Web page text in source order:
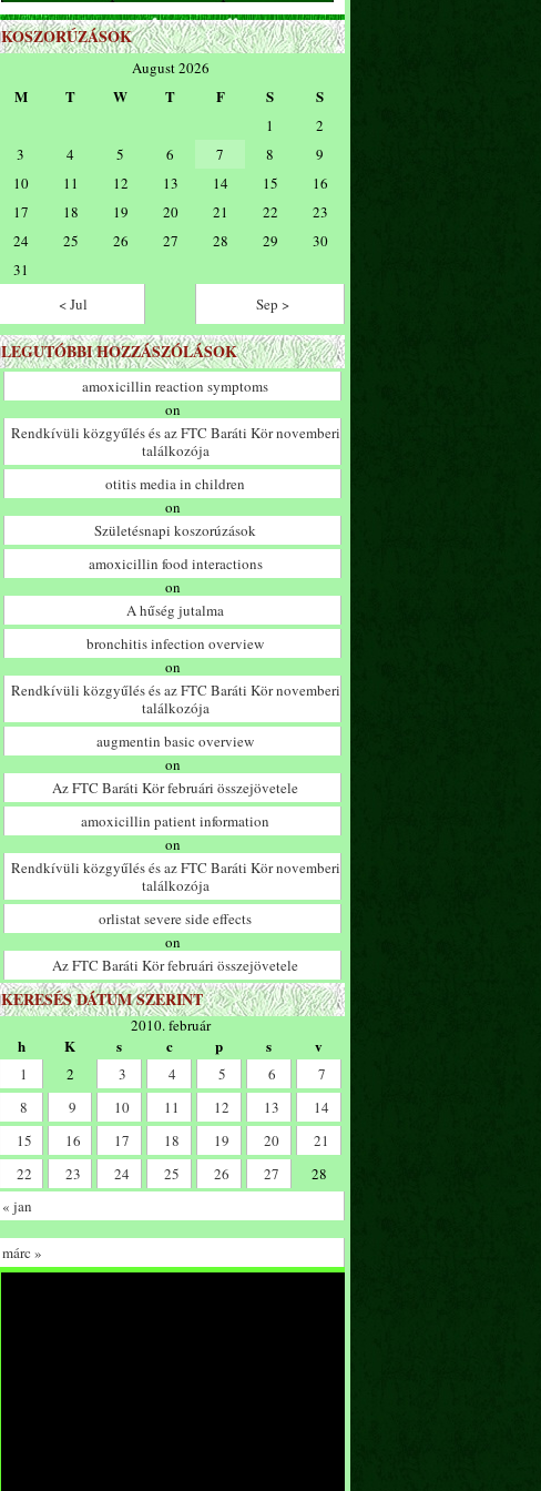
KOSZORÚZÁSOK
August 2026
M T W T F S S
1
2
3
4 5 6 7 8
9
10
11 12 13 14 15
16
17
18 19 20 21 22
23
24
25 26 27 28 29
30
31
< Jul
Sep >
LEGUTÓBBI HOZZÁSZÓLÁSOK
amoxicillin reaction symptoms
on
Rendkívüli közgyűlés és az FTC Baráti Kör novemberi
találkozója
otitis media in children
on
Születésnapi koszorúzások
amoxicillin food interactions
on
A hűség jutalma
bronchitis infection overview
on
Rendkívüli közgyűlés és az FTC Baráti Kör novemberi
találkozója
augmentin basic overview
on
Az FTC Baráti Kör februári összejövetele
amoxicillin patient information
on
Rendkívüli közgyűlés és az FTC Baráti Kör novemberi
találkozója
orlistat severe side effects
on
Az FTC Baráti Kör februári összejövetele
KERESÉS DÁTUM SZERINT
2010. február
h K s c p s v
1 2 3 4 5 6
7
8
9 10 11 12 13
14
15
16 17 18 19 20
21
22
23 24 25 26 27
28
« jan
márc »